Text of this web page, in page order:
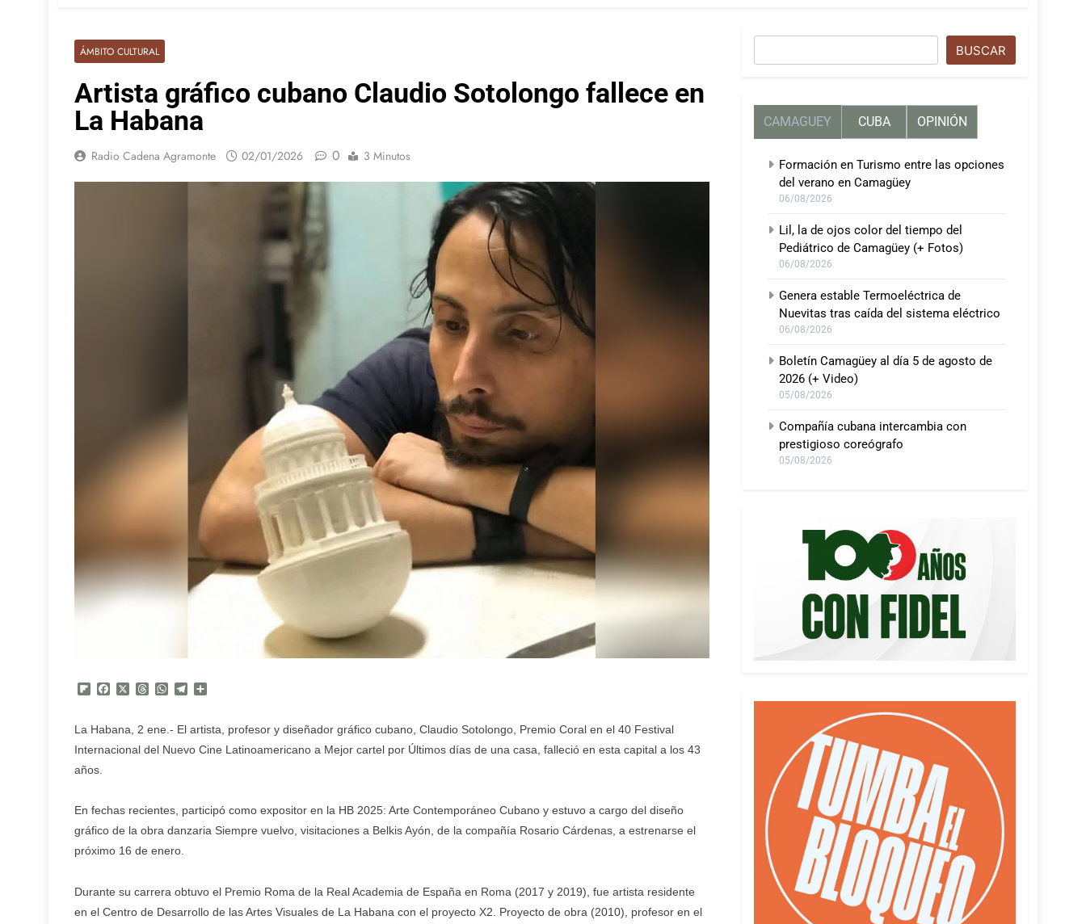
ÁMBITO CULTURAL
Artista gráfico cubano Claudio Sotolongo fallece en
La Habana
Radio Cadena Agramonte 02/01/2026 0 3 Minutos
Flipboard
Facebook
X Threads
WhatsApp
Telegram
La Habana, 2 ene.- El artista, profesor y diseñador gráfico cubano, Claudio Sotolongo, Premio Coral en el 40 Festival
Internacional del Nuevo Cine Latinoamericano a Mejor cartel por Últimos días de una casa, falleció en esta capital a los 43
años.
En fechas recientes, participó como expositor en la HB 2025: Arte Contemporáneo Cubano y estuvo a cargo del diseño
gráfico de la obra danzaria Siempre vuelvo, visitaciones a Belkis Ayón, de la compañía Rosario Cárdenas, a estrenarse el
próximo 16 de enero.
Durante su carrera obtuvo el Premio Roma de la Real Academia de España en Roma (2017 y 2019), fue artista residente
en el Centro de Desarrollo de las Artes Visuales de La Habana con el proyecto X2. Proyecto de obra (2010), profesor en el
BUSCAR
CAMAGUEY CUBA OPINIÓN
Formación en Turismo entre las opciones
del verano en Camagüey
06/08/2026
Lil, la de ojos color del tiempo del
Pediátrico de Camagüey (+ Fotos)
06/08/2026
Genera estable Termoeléctrica de
Nuevitas tras caída del sistema eléctrico
06/08/2026
Boletín Camagüey al día 5 de agosto de
2026 (+ Video)
05/08/2026
Compañía cubana intercambia con
prestigioso coreógrafo
05/08/2026